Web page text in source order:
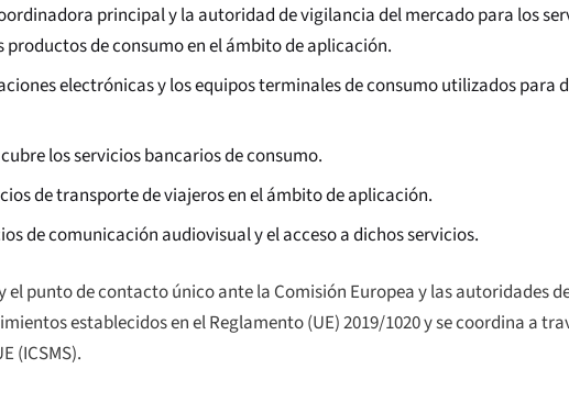
principal y la autoridad de vigilancia del mercado para los
de consumo en el ámbito de aplicación.
electrónicas y los equipos terminales de consumo utilizados para
los servicios bancarios de consumo.
de transporte de viajeros en el ámbito de aplicación.
de comunicación audiovisual y el acceso a dichos servicios.
punto de contacto único ante la Comisión Europea y las autoridades
establecidos en el Reglamento (UE) 2019/1020 y se coordina a
(ICSMS).